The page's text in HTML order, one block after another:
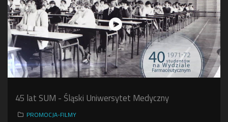
45 lat SUM - Śląski Uniwersytet Medyczny
PROMOCJA-FILMY